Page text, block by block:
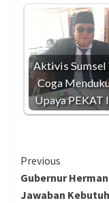
Aktivis Sumsel
Coga
Upaya PEKAT
Continue
Reading
Previous
Gubernur
Jawaban